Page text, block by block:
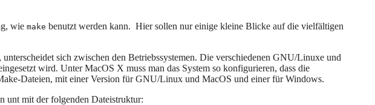
wie make benutzt werden kann. Hier sollen nur einige kleine Blicke auf die vielfältigen
sich zwischen den Betriebssystemen. Die verschiedenen GNU/Linuxe und
wird. Unter MacOS X muss man das System so konfigurieren, dass die
Dateien, mit einer Version für GNU/Linux und MacOS und einer für Windows.
unt mit der folgenden Dateistruktur: